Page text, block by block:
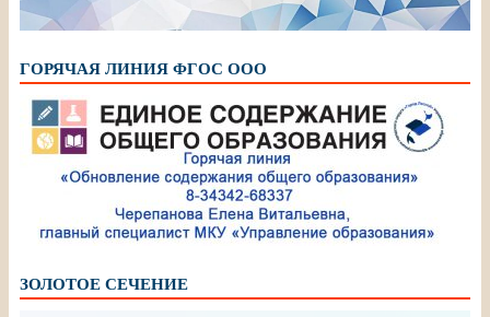
ГОРЯЧАЯ ЛИНИЯ ФГОС ООО
ЗОЛОТОЕ СЕЧЕНИЕ